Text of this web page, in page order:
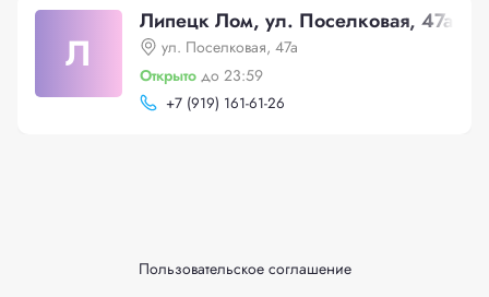
Л
Липецк Лом, ул. Поселковая, 47а
ул. Поселковая, 47а
Открыто до 23:59
+7 (919) 161-61-26
Пользовательское соглашение